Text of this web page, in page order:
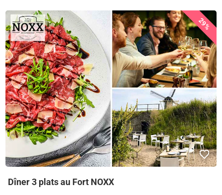
29%
Dîner 3 plats au Fort NOXX